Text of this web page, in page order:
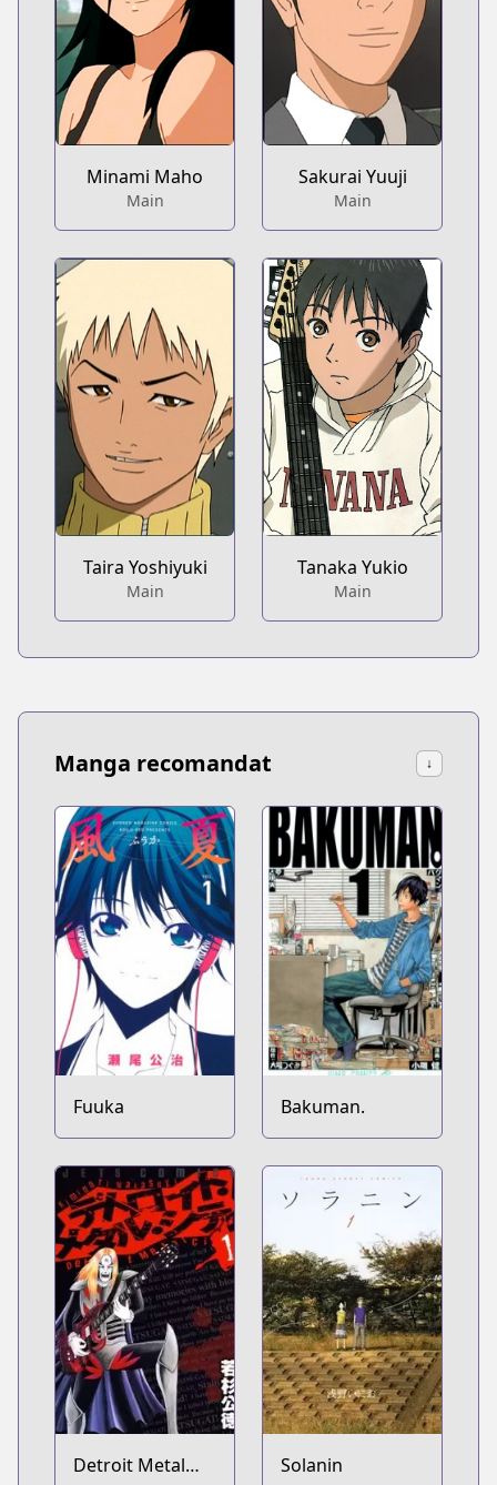
Minami Maho
Main
Sakurai Yuuji
Main
Taira Yoshiyuki
Main
Tanaka Yukio
Main
Manga recomandat ↓
Fuuka Bakuman.
Detroit Metal
Solanin